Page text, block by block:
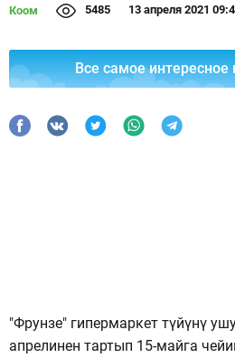
Коом 5485 13 апреля 2021
Все самое интересное
"Фрунзе" гипермаркет түйүнү
апрелинен тартып 15-майга